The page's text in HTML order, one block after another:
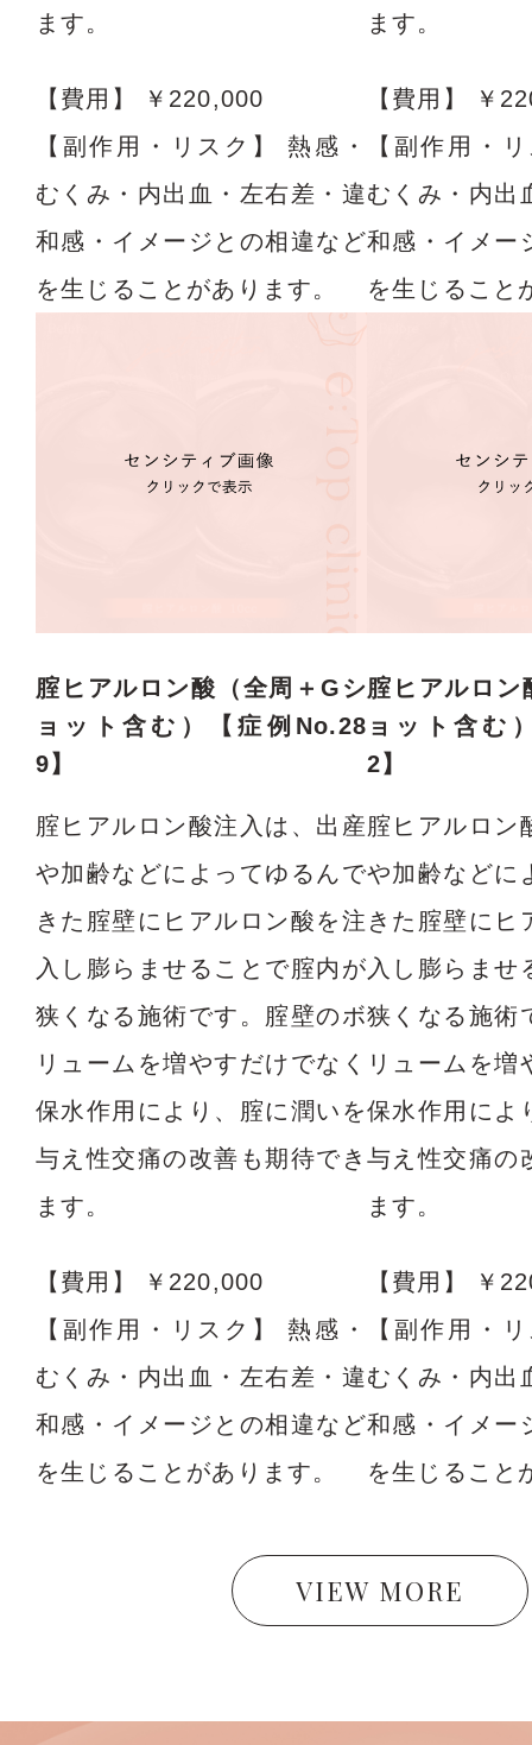
ます。
【費用】
￥220,000
【副作用・リスク】
熱感・
むくみ・内出血・左右差・違
和感・イメージとの相違など
を生じることがあります。
ます。
【費用】
￥
【副作用・
むくみ・内出
和感・イメー
を生じるこ
腟ヒアルロン酸（全周＋Gシ
ョット含む）【症例No.28
9】
腟ヒアルロン酸注入は、出産
や加齢などによってゆるんで
きた腟壁にヒアルロン酸を注
入し膨らませることで腟内が
狭くなる施術です。腟壁のボ
リュームを増やすだけでなく
保水作用により、腟に潤いを
与え性交痛の改善も期待でき
ます。
【費用】
￥220,000
【副作用・リスク】
熱感・
むくみ・内出血・左右差・違
和感・イメージとの相違など
を生じることがあります。
腟ヒアルロン
ョット含む
2】
腟ヒアルロン
や加齢などに
きた腟壁にヒ
入し膨らませ
狭くなる施術
リュームを増
保水作用によ
与え性交痛の
ます。
【費用】
￥
【副作用・
むくみ・内出
和感・イメー
を生じること
VIEW MORE